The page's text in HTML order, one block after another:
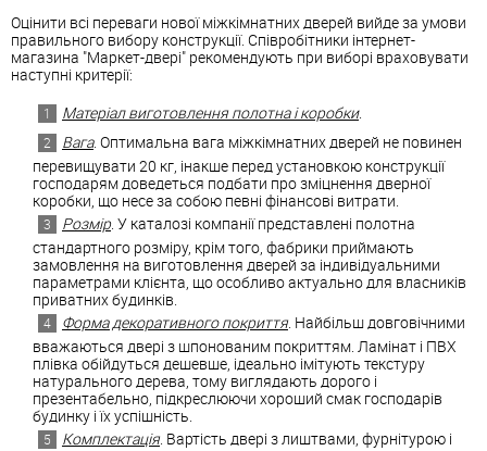
Оцінити всі переваги нової міжкімнатних дверей вийде за умови
правильного вибору конструкції. Співробітники інтернет-
магазина "Маркет-двері" рекомендують при виборі враховувати
наступні критерії:
Матеріал виготовлення полотна і коробки.
Вага. Оптимальна вага міжкімнатних дверей не повинен
перевищувати 20 кг, інакше перед установкою конструкції
господарям доведеться подбати про зміцнення дверної
коробки, що несе за собою певні фінансові витрати.
Розмір. У каталозі компанії представлені полотна
стандартного розміру, крім того, фабрики приймають
замовлення на виготовлення дверей за індивідуальними
параметрами клієнта, що особливо актуально для власників
приватних будинків.
Форма декоративного покриття. Найбільш довговічними
вважаються двері з шпонованим покриттям. Ламінат і ПВХ
плівка обійдуться дешевше, ідеально імітують текстуру
натурального дерева, тому виглядають дорого і
презентабельно, підкреслюючи хороший смак господарів
будинку і їх успішність.
Комплектація. Вартість двері з лиштвами, фурнітурою і